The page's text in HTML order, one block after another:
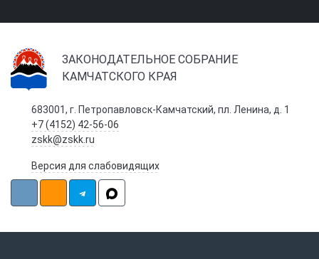
ЗАКОНОДАТЕЛЬНОЕ СОБРАНИЕ
КАМЧАТСКОГО КРАЯ
683001, г. Петропавловск-Камчатский, пл. Ленина, д. 1
+7 (4152) 42-56-06
zskk@zskk.ru
Версия для слабовидящих